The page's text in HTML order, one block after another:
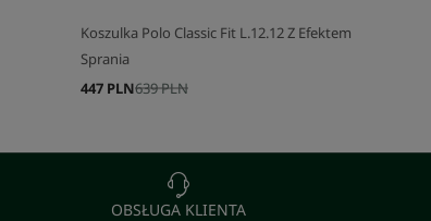
Koszulka Polo Classic Fit L.12.12 Z Efektem
Sprania
639 PLN
447 PLN
OBSŁUGA KLIENTA